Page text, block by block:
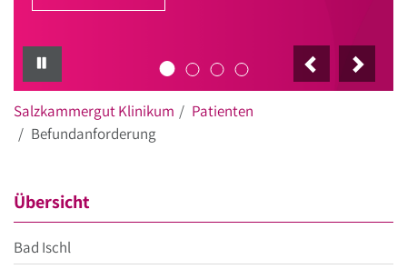
Salzkammergut Klinikum
Patienten
Befundanforderung
Übersicht
Bad Ischl